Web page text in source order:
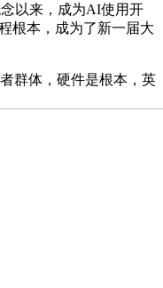
以来，成为AI使用开
根本，成为了新一届大
体，硬件是根本，英